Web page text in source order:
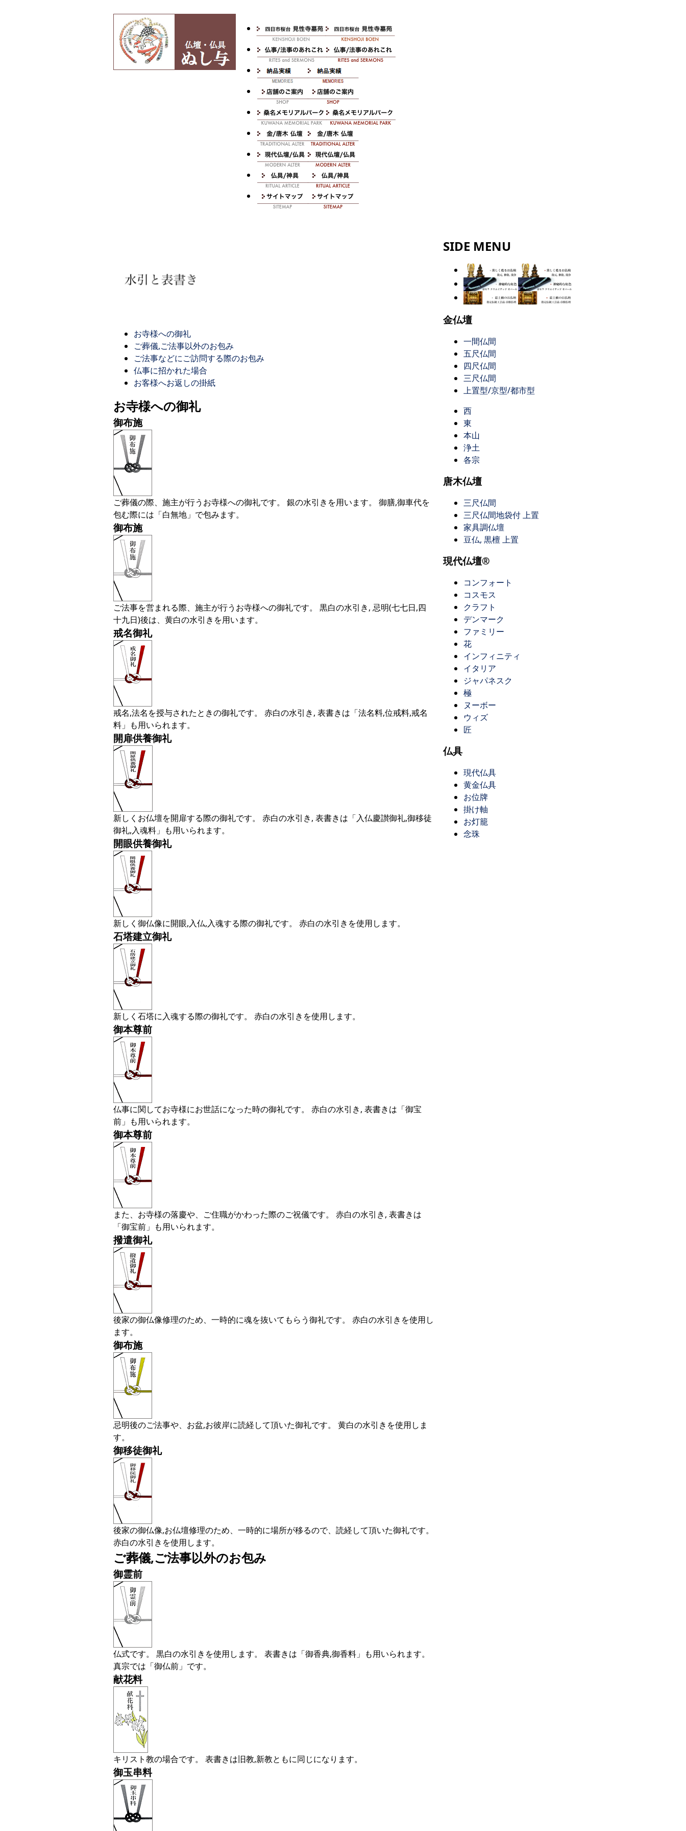
お寺様への御礼
ご葬儀,ご法事以外のお包み
ご法事などにご訪問する際のお包み
仏事に招かれた場合
お客様へお返しの掛紙
お寺様への御礼
御布施
ご葬儀の際、施主が行うお寺様への御礼です。 銀の水引きを用います。 御膳,御車代を
包む際には「白無地」で包みます。
御布施
ご法事を営まれる際、施主が行うお寺様への御礼です。 黒白の水引き, 忌明(七七日,四
十九日)後は、黄白の水引きを用います。
戒名御礼
戒名,法名を授与されたときの御礼です。 赤白の水引き, 表書きは「法名料,位戒料,戒名
料」も用いられます。
開扉供養御礼
新しくお仏壇を開扉する際の御礼です。 赤白の水引き, 表書きは「入仏慶讃御礼,御移徒
御礼,入魂料」も用いられます。
開眼供養御礼
新しく御仏像に開眼,入仏,入魂する際の御礼です。 赤白の水引きを使用します。
石塔建立御礼
新しく石塔に入魂する際の御礼です。 赤白の水引きを使用します。
御本尊前
仏事に関してお寺様にお世話になった時の御礼です。 赤白の水引き, 表書きは「御宝
前」も用いられます。
御本尊前
また、お寺様の落慶や、ご住職がかわった際のご祝儀です。 赤白の水引き, 表書きは
「御宝前」も用いられます。
撥遣御礼
後家の御仏像修理のため、一時的に魂を抜いてもらう御礼です。 赤白の水引きを使用し
ます。
御布施
忌明後のご法事や、お盆,お彼岸に読経して頂いた御礼です。 黄白の水引きを使用しま
す。
御移徒御礼
後家の御仏像,お仏壇修理のため、一時的に場所が移るので、読経して頂いた御礼です。
赤白の水引きを使用します。
ご葬儀,ご法事以外のお包み
御霊前
仏式です。 黒白の水引きを使用します。 表書きは「御香典,御香料」も用いられます。
真宗では「御仏前」です。
献花料
キリスト教の場合です。 表書きは旧教,新教ともに同じになります。
御玉串料
SIDE MENU
金仏壇
一間仏間
五尺仏間
四尺仏間
三尺仏間
上置型/京型/都市型
西
東
本山
浄土
各宗
唐木仏壇
三尺仏間
三尺仏間地袋付 上置
家具調仏壇
豆仏, 黒檀 上置
現代仏壇®
コンフォート
コスモス
クラフト
デンマーク
ファミリー
花
インフィニティ
イタリア
ジャパネスク
極
ヌーボー
ウィズ
匠
仏具
現代仏具
黄金仏具
お位牌
掛け軸
お灯籠
念珠